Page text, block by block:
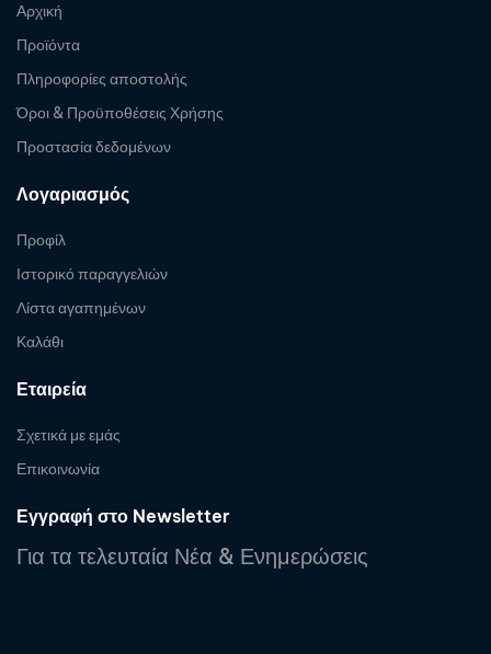
Αρχική
Προϊόντα
Πληροφορίες αποστολής
Όροι & Προϋποθέσεις Χρήσης
Προστασία δεδομένων
Λογαριασμός
Προφίλ
Ιστορικό παραγγελιών
Λίστα αγαπημένων
Καλάθι
Εταιρεία
Σχετικά με εμάς
Επικοινωνία
Εγγραφή στο Newsletter
Για τα τελευταία Νέα & Ενημερώσεις